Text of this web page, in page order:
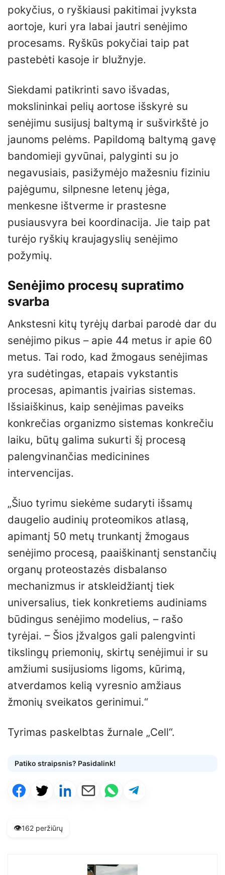
pokyčius, o ryškiausi pakitimai įvyksta
aortoje, kuri yra labai jautri senėjimo
procesams. Ryškūs pokyčiai taip pat
pastebėti kasoje ir blužnyje.
Siekdami patikrinti savo išvadas,
mokslininkai pelių aortose išskyrė su
senėjimu susijusį baltymą ir sušvirkštė jo
jaunoms pelėms. Papildomą baltymą gavę
bandomieji gyvūnai, palyginti su jo
negavusiais, pasižymėjo mažesniu fiziniu
pajėgumu, silpnesne letenų jėga,
menkesne ištverme ir prastesne
pusiausvyra bei koordinacija. Jie taip pat
turėjo ryškių kraujagyslių senėjimo
požymių.
Senėjimo procesų supratimo
svarba
Ankstesni kitų tyrėjų darbai parodė dar du
senėjimo pikus – apie 44 metus ir apie 60
metus. Tai rodo, kad žmogaus senėjimas
yra sudėtingas, etapais vykstantis
procesas, apimantis įvairias sistemas.
Išsiaiškinus, kaip senėjimas paveiks
konkrečias organizmo sistemas konkrečiu
laiku, būtų galima sukurti šį procesą
palengvinančias medicinines
intervencijas.
„Šiuo tyrimu siekėme sudaryti išsamų
daugelio audinių proteomikos atlasą,
apimantį 50 metų trunkantį žmogaus
senėjimo procesą, paaiškinantį senstančių
organų proteostazės disbalanso
mechanizmus ir atskleidžiantį tiek
universalius, tiek konkretiems audiniams
būdingus senėjimo modelius, – rašo
tyrėjai. – Šios įžvalgos gali palengvinti
tikslingų priemonių, skirtų senėjimui ir su
amžiumi susijusioms ligoms, kūrimą,
atverdamos kelią vyresnio amžiaus
žmonių sveikatos gerinimui.“
Tyrimas paskelbtas žurnale „Cell“.
Patiko straipsnis? Pasidalink!
👁️162 peržiūrų